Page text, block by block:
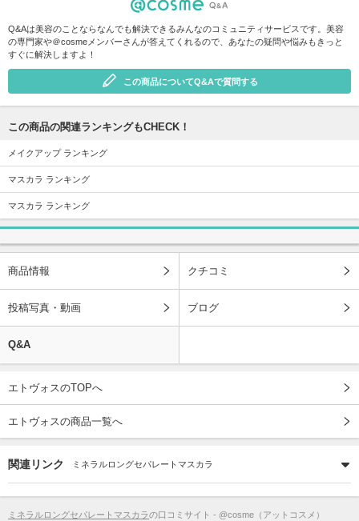
Q&Aは美容のことならなんでも解決できるみんなのコミュニティサービスです。美容
の専門家や＠cosmeメンバーさんが答えてくれるので、あなたの疑問や悩みもきっと
すぐに解決しますよ！
この商品についてQ&Aで質問する
この商品の関連ランキングもCHECK！
メイクアップ ランキング
マスカラ ランキング
マスカラ ランキング
商品情報 クチコミ
投稿写真・動画 ブログ
Q&A
エトヴォスのTOPへ
エトヴォスの商品一覧へ
関連リンク ミネラルロングセパレートマスカラ
ミネラルロングセパレートマスカラの口コミサイト - @cosme（アットコスメ）